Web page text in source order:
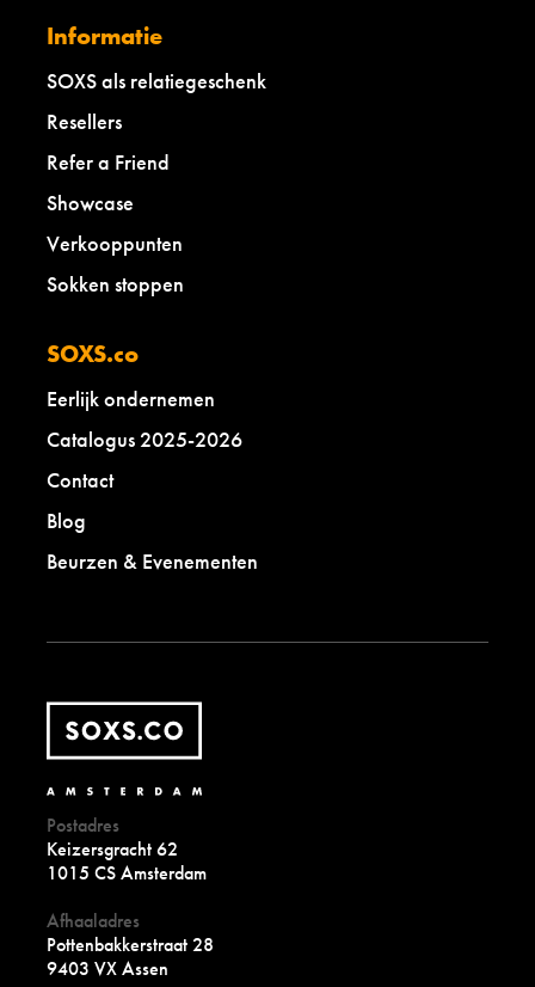
Informatie
SOXS als relatiegeschenk
Resellers
Refer a Friend
Showcase
Verkooppunten
Sokken stoppen
SOXS.co
Eerlijk ondernemen
Catalogus 2025-2026
Contact
Blog
Beurzen & Evenementen
Postadres
Keizersgracht 62
1015 CS Amsterdam
Afhaaladres
Pottenbakkerstraat 28
9403 VX Assen